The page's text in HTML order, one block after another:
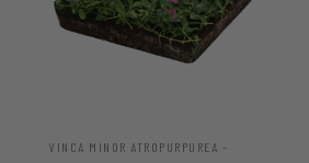
VINCA MINOR ATROPURPUREA –